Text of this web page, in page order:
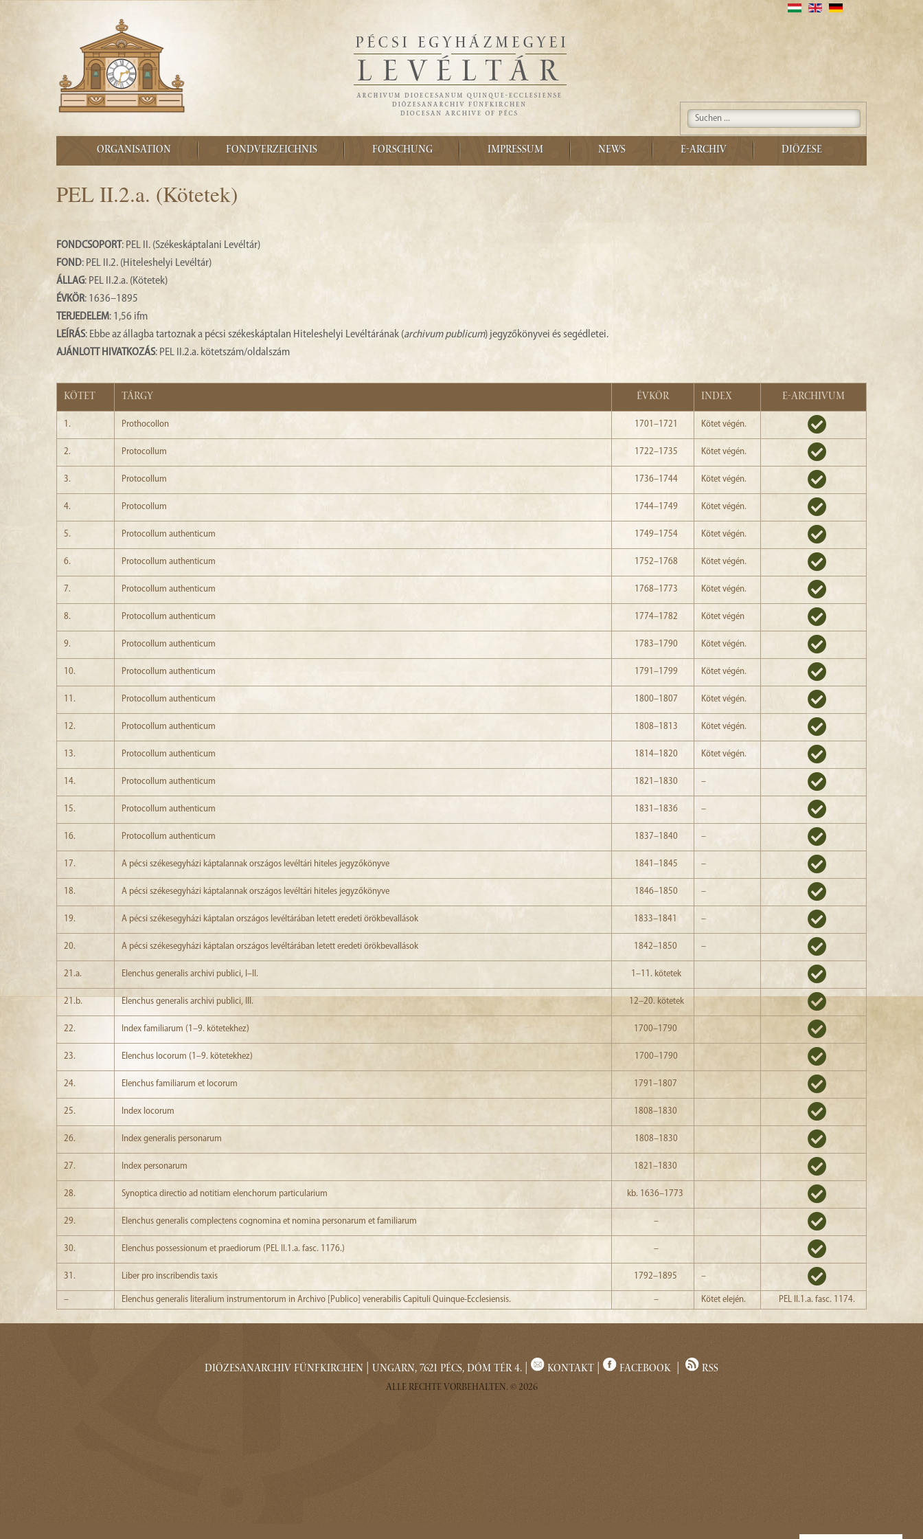
ORGANISATION FONDVERZEICHNIS FORSCHUNG IMPRESSUM NEWS E-ARCHIV DIÖZESE
PEL II.2.a. (Kötetek)
FONDCSOPORT: PEL II. (Székeskáptalani Levéltár)
FOND: PEL II.2. (Hiteleshelyi Levéltár)
ÁLLAG: PEL II.2.a. (Kötetek)
ÉVKÖR: 1636–1895
TERJEDELEM: 1,56 ifm
LEÍRÁS: Ebbe az állagba tartoznak a pécsi székeskáptalan Hiteleshelyi Levéltárának (archivum publicum) jegyzőkönyvei és segédletei.
AJÁNLOTT HIVATKOZÁS: PEL II.2.a. kötetszám/oldalszám
KÖTET TÁRGY ÉVKÖR INDEX E-ARCHIVUM
1. Prothocollon 1701–1721 Kötet végén.
2. Protocollum 1722–1735 Kötet végén.
3. Protocollum 1736–1744 Kötet végén.
4. Protocollum 1744–1749 Kötet végén.
5. Protocollum authenticum 1749–1754 Kötet végén.
6. Protocollum authenticum 1752–1768 Kötet végén.
7. Protocollum authenticum 1768–1773 Kötet végén.
8. Protocollum authenticum 1774–1782 Kötet végén
9. Protocollum authenticum 1783–1790 Kötet végén.
10. Protocollum authenticum 1791–1799 Kötet végén.
11. Protocollum authenticum 1800–1807 Kötet végén.
12. Protocollum authenticum 1808–1813 Kötet végén.
13. Protocollum authenticum 1814–1820 Kötet végén.
14. Protocollum authenticum 1821–1830 –
15. Protocollum authenticum 1831–1836 –
16. Protocollum authenticum 1837–1840 –
17. A pécsi székesegyházi káptalannak országos levéltári hiteles jegyzőkönyve 1841–1845 –
18. A pécsi székesegyházi káptalannak országos levéltári hiteles jegyzőkönyve 1846–1850 –
19. A pécsi székesegyházi káptalan országos levéltárában letett eredeti örökbevallások 1833–1841 –
20. A pécsi székesegyházi káptalan országos levéltárában letett eredeti örökbevallások 1842–1850 –
21.a. Elenchus generalis archivi publici, I–II. 1–11. kötetek
21.b. Elenchus generalis archivi publici, III. 12–20. kötetek
22. Index familiarum (1–9. kötetekhez) 1700–1790
23. Elenchus locorum (1–9. kötetekhez) 1700–1790
24. Elenchus familiarum et locorum 1791–1807
25. Index locorum 1808–1830
26. Index generalis personarum 1808–1830
27. Index personarum 1821–1830
28. Synoptica directio ad notitiam elenchorum particularium kb. 1636–1773
29. Elenchus generalis complectens cognomina et nomina personarum et familiarum –
30. Elenchus possessionum et praediorum (PEL II.1.a. fasc. 1176.) –
31. Liber pro inscribendis taxis 1792–1895 –
– Elenchus generalis literalium instrumentorum in Archivo [Publico] venerabilis Capituli Quinque-Ecclesiensis. – Kötet elején. PEL II.1.a. fasc. 1174.
Diözesanarchiv Fünfkirchen | Ungarn, 7621 Pécs, Dóm tér 4. | Kontakt Facebook RSS
Alle Rechte vorbehalten. © 2026